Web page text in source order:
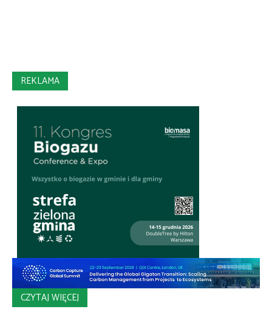
REKLAMA
CZYTAJ WIĘCEJ